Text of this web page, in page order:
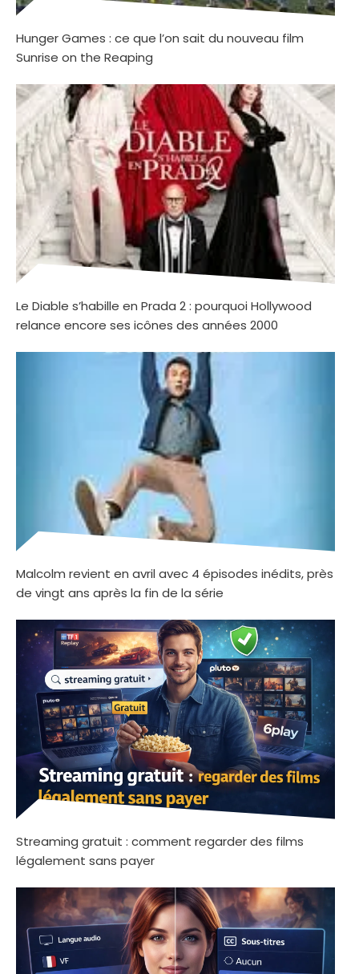
Hunger Games : ce que l’on sait du nouveau film
Sunrise on the Reaping
Le Diable s’habille en Prada 2 : pourquoi Hollywood
relance encore ses icônes des années 2000
Malcolm revient en avril avec 4 épisodes inédits, près
de vingt ans après la fin de la série
Streaming gratuit : comment regarder des films
légalement sans payer